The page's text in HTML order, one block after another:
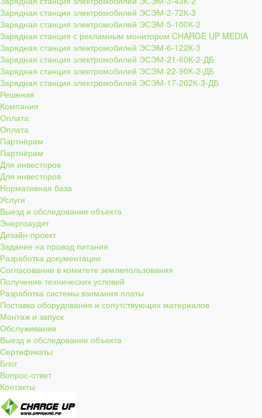
Зарядная станция электромобилей ЭСЭМ-2-72К-3
Зарядная станция электромобилей ЭСЭМ-5-100К-2
Зарядная станция с рекламным монитором CHARGE UP MEDIA
Зарядная станция электромобилей ЭСЭМ-6-122К-3
Зарядная станция электромобилей ЭСЭМ-21-60К-2-ДБ
Зарядная станция электромобилей ЭСЭМ-22-90К-2-ДБ
Зарядная станция электромобилей ЭСЭМ-17-202К-3-ДБ
Решения
Компания
Оплата
Оплата
Партнёрам
Партнёрам
Для инвесторов
Для инвесторов
Нормативная база
Услуги
Выезд и обследование объекта
Энергоаудит
Дизайн-проект
Задание на провод питания
Разработка документации
Согласование в комитете землепользования
Получение технических условий
Разработка системы взимания платы
Поставка оборудования и сопутствующих материалов
Монтаж и запуск
Обслуживание
Выезд и обследование объекта
Сертификаты
Блог
Вопрос-ответ
Контакты